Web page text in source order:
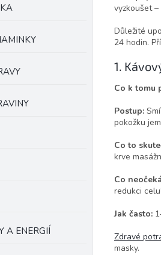
A ENERGIÍ
vyzkoušet
Důležité
24 hodin.
1.
Co k tomu
Postup:
pokožku
Co to
krve
Co
redukci
Jak často:
Zdravé
masky.